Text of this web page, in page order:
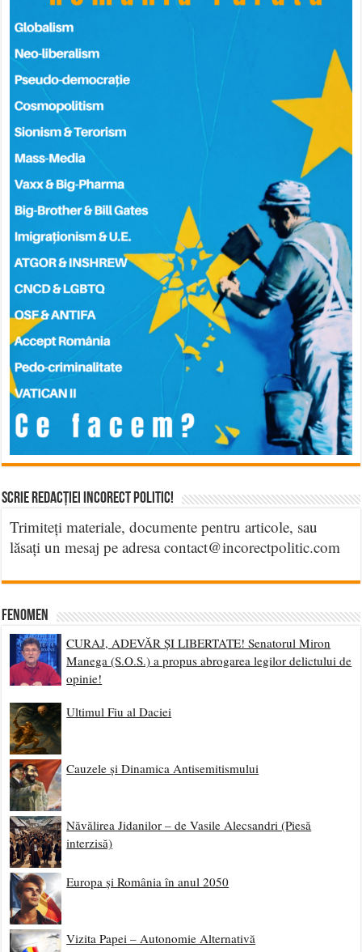
Scrie Redacției Incorect Politic!
Trimiteți materiale, documente pentru articole, sau
lăsați un mesaj pe adresa contact@incorectpolitic.com
Fenomen
CURAJ, ADEVĂR ȘI LIBERTATE! Senatorul Miron
Manega (S.O.S.) a propus abrogarea legilor delictului de
opinie!
Ultimul Fiu al Daciei
Cauzele și Dinamica Antisemitismului
Năvălirea Jidanilor – de Vasile Alecsandri (Piesă
interzisă)
Europa și România în anul 2050
Vizita Papei – Autonomie Alternativă